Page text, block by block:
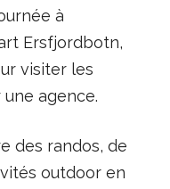
à
Ersfjordbotn,
visiter les
une agence.
des randos, de
outdoor en